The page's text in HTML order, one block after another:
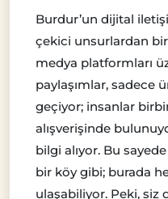
Burdur’un dijital
çekici unsurlardan
medya platformları
paylaşımlar, sadece
geçiyor; insanlar
alışverişinde
bilgi alıyor. Bu
bir köy gibi; burada
ulaşabiliyor. Peki, siz